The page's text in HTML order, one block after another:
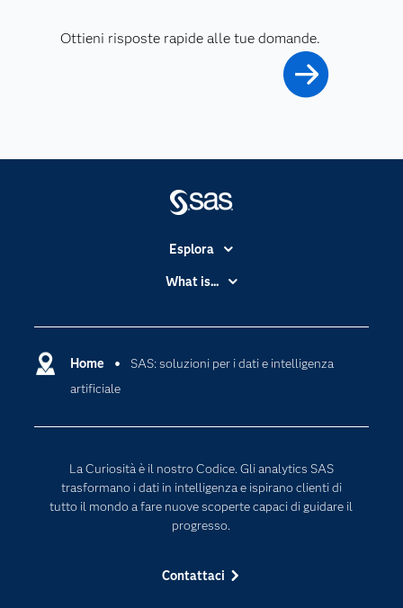
Ottieni risposte rapide alle tue domande.
Home
SAS: soluzioni per i dati e intelligenza
artificiale
La Curiosità è il nostro Codice. Gli analytics SAS
trasformano i dati in intelligenza e ispirano clienti di
tutto il mondo a fare nuove scoperte capaci di guidare il
progresso.
Contattaci
Esplora
Accessibilità
Community
Documentazione
La nostra azienda
My SAS
Opportunità di lavoro
What is...
Data Science
Intelligenza Artificiale